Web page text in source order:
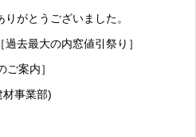
がとうございました。
去最大の内窓値引祭り］
案内］
事業部)